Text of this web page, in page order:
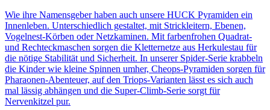
Wie ihre Namensgeber haben auch unsere HUCK Pyramiden ein
Innenleben. Unterschiedlich gestaltet, mit Strickleitern, Ebenen,
Vogelnest-Körben oder Netzkaminen. Mit farbenfrohen Quadrat-
und Rechteckmaschen sorgen die Kletternetze aus Herkulestau für
die nötige Stabilität und Sicherheit. In unserer Spider-Serie krabbeln
die Kinder wie kleine Spinnen umher, Cheops-Pyramiden sorgen für
Pharaonen-Abenteuer, auf den Triops-Varianten lässt es sich auch
mal lässig abhängen und die Super-Climb-Serie sorgt für
Nervenkitzel pur.